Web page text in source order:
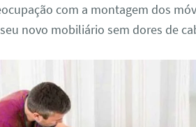
com a montagem dos
novo mobiliário sem dores de